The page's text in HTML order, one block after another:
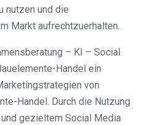
nutzen und die
Markt aufrechtzuerhalten.
– KI – Social
Handel ein
von
Handel. Durch die Nutzung
gezieltem Social Media